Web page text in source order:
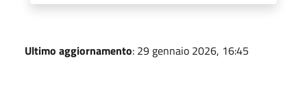
Ultimo aggiornamento: 29 gennaio 2026, 16:45